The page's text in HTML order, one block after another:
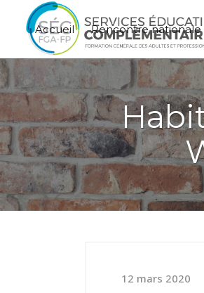
Accueil Rencontre nationale
12 mars 2020